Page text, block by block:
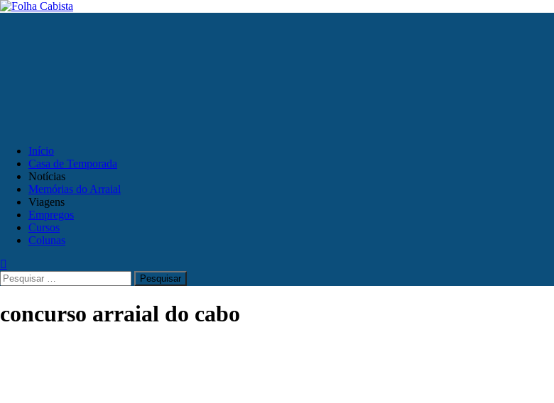
Skip
Início
Casa de Temporada
Notícias
Memórias do Arraial
Viagens
Empregos
Cursos
Colunas
Pesquisar
por:
concurso arraial do cabo